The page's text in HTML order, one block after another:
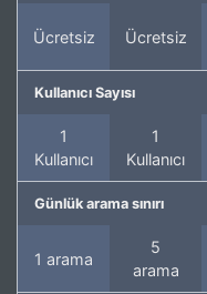
Ücretsiz Ücretsiz
Kullanıcı Sayısı
1
Kullanıcı
1
Kullanıcı
Günlük arama sınırı
1 arama
5
arama